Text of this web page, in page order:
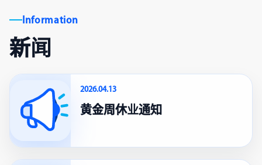
Information
新闻
2026.04.13
黄金周休业通知